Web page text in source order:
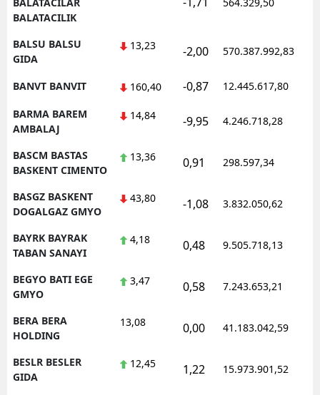
BALATACILIK
BALSU BALSU
GIDA
13,23 -2,00 570.387.992,83
BANVT BANVIT 160,40 -0,87 12.445.617,80
BARMA BAREM
AMBALAJ
14,84 -9,95 4.246.718,28
BASCM BASTAS
BASKENT CIMENTO
13,36 0,91 298.597,34
BASGZ BASKENT
DOGALGAZ GMYO
43,80 -1,08 3.832.050,62
BAYRK BAYRAK
TABAN SANAYI
4,18 0,48 9.505.718,13
BEGYO BATI EGE
GMYO
3,47 0,58 7.243.653,21
BERA BERA
HOLDING
13,08 0,00 41.183.042,59
BESLR BESLER
GIDA
12,45 1,22 15.973.901,52